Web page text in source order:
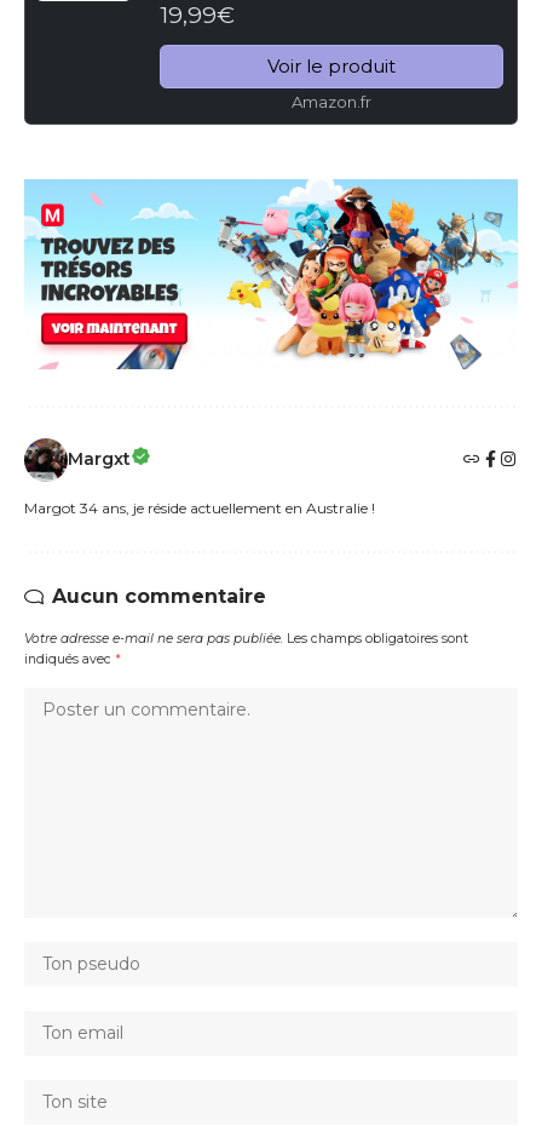
ou Bonbons Copains] [Version
Muette] Équipement Accessoire...
19,99€
Voir le produit
Amazon.fr
Margxt
Margot 34 ans, je réside actuellement en Australie !
Aucun commentaire
Votre adresse e-mail ne sera pas publiée. Les champs obligatoires sont
indiqués avec *